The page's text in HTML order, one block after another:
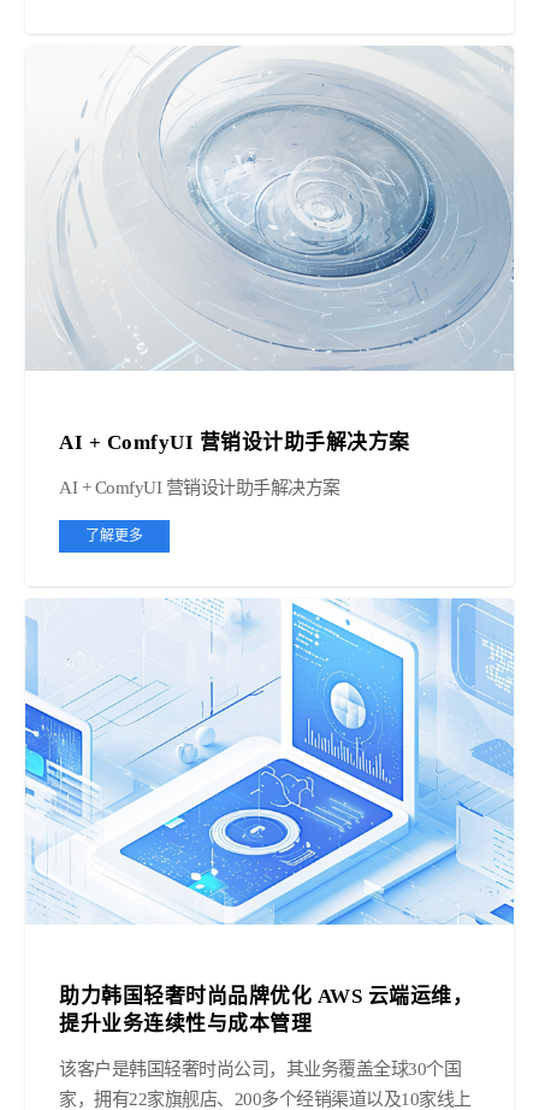
AI + ComfyUI 营销设计助手解决方案
AI + ComfyUI 营销设计助手解决方案
了解更多
助力韩国轻奢时尚品牌优化 AWS 云端运维，
提升业务连续性与成本管理
该客户是韩国轻奢时尚公司，其业务覆盖全球30个国
家，拥有22家旗舰店、200多个经销渠道以及10家线上